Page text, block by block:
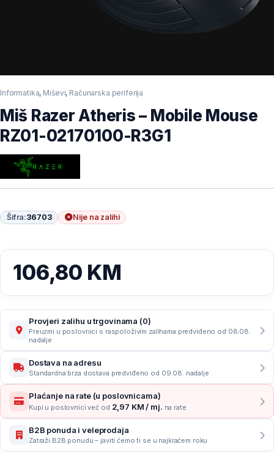
Informatika, Miševi, Računarska periferija
Miš Razer Atheris – Mobile Mouse
RZ01-02170100-R3G1
Šifra:36703 Nije na zalihi
106,80 KM
Provjeri zalihu u trgovinama (0)
Preuzmi u poslovnici s raspoloživim zalihama predviđeno od 08.08.
nadalje
Dostava na adresu
Standardna brza dostava predviđeno od 09.08. nadalje
Plaćanje na rate (u poslovnicama)
Kupi u poslovnici već od 2,97 KM / mj. na rate
B2B ponuda i veleprodaja
Zatraži B2B ponudu – javiti ćemo ti se u najkraćem roku